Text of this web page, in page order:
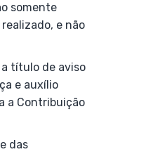
somente
e não
título de aviso
e auxílio
a Contribuição
das